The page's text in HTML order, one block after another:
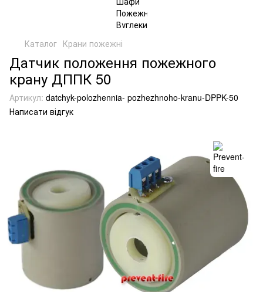
Каталог Крани пожежні
Датчик положення пожежного
крану ДППК 50
Артикул: datchyk-polozhennia- pozhezhnoho-kranu-DPPK-50
Написати відгук